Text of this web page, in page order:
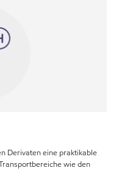
Derivaten eine praktikable
wie den